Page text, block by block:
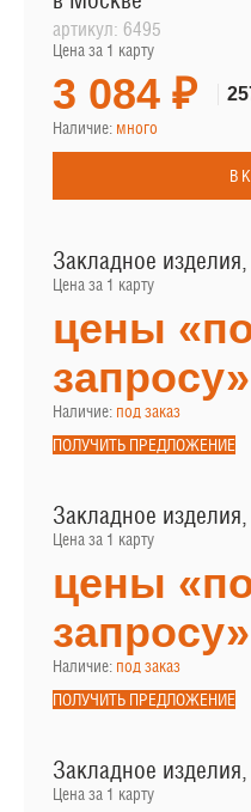
артикул: 6495
Цена за 1 карту
3 084 ₽
Наличие: много
Закладное
Цена за 1 карту
цены
запросу»
Наличие: под заказ
ПОЛУЧИТЬ ПРЕДЛОЖЕНИЕ
Закладное
Цена за 1 карту
цены
запросу»
Наличие: под заказ
ПОЛУЧИТЬ ПРЕДЛОЖЕНИЕ
Закладное
Цена за 1 карту